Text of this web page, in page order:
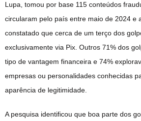
Lupa, tomou por base 115 conteúdos
circularam pelo país entre maio de 2024 e
constatado que cerca de um terço dos
exclusivamente via Pix. Outros 71% dos
tipo de vantagem financeira e 74%
empresas ou personalidades conhecidas
aparência de legitimidade.
A pesquisa identificou que boa parte dos